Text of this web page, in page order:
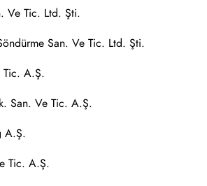
Ve Tic. Ltd. Şti.
San. Ve Tic. Ltd. Şti.
Tic. A.Ş.
San. Ve Tic. A.Ş.
A.Ş.
Tic. A.Ş.